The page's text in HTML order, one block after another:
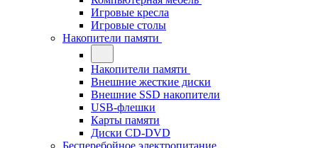
Игровые кресла
Игровые столы
Накопители памяти
Накопители памяти
Внешние жесткие диски
Внешние SSD накопители
USB-флешки
Карты памяти
Диски CD-DVD
Бесперебойное электропитание